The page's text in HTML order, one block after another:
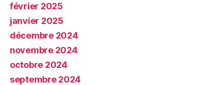
février 2025
janvier 2025
décembre 2024
novembre 2024
octobre 2024
septembre 2024